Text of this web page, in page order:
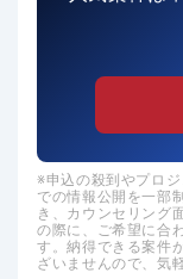
申込の殺到やプロ
での情報公開を一部
き、カウンセリング
の際に、ご希望に合
す。納得できる案件
ざいませんので、気